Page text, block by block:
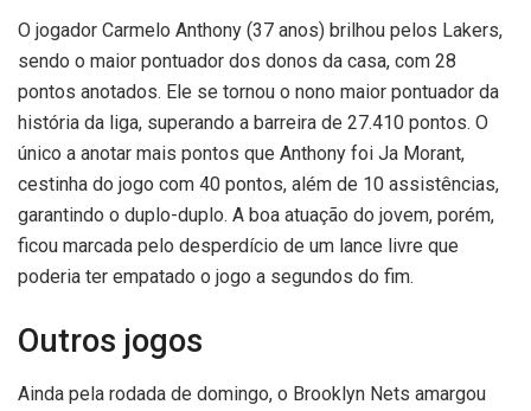
O jogador Carmelo Anthony (37 anos) brilhou pelos Lakers,
sendo o maior pontuador dos donos da casa, com 28
pontos anotados. Ele se tornou o nono maior pontuador da
história da liga, superando a barreira de 27.410 pontos. O
único a anotar mais pontos que Anthony foi Ja Morant,
cestinha do jogo com 40 pontos, além de 10 assistências,
garantindo o duplo-duplo. A boa atuação do jovem, porém,
ficou marcada pelo desperdício de um lance livre que
poderia ter empatado o jogo a segundos do fim.
Outros jogos
Ainda pela rodada de domingo, o Brooklyn Nets amargou